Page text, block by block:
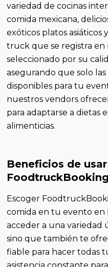
variedad de cocinas
comida mexicana,
exóticos platos asiáticos
truck que se registra
seleccionado por su
asegurando que solo
disponibles para tu
nuestros vendors
para adaptarse a dietas
alimenticias.
Beneficios de usar
Escoger
comida en tu evento
acceder a una variedad
sino que también te
fiable para hacer todas